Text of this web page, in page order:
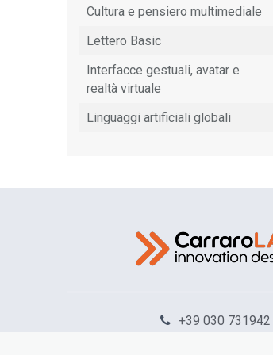
Cultura e pensiero multimediale
Lettero Basic
Interfacce gestuali, avatar e
realtà virtuale
Linguaggi artificiali globali
+39 030 731942